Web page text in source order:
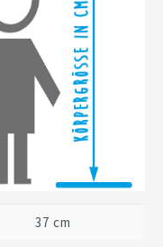
37 cm